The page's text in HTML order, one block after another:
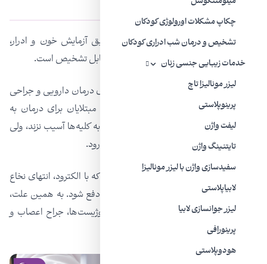
چکاپ مشکلات اورولوژی کودکان
تشخیص و درمان شب ادراری کودکان
خدمات زیبایی جنسی زنان
لیزر مونالیزا تاچ
پرینوپلاستی
لیفت واژن
تایتنینگ واژن
سفیدسازی واژن با لیزر مونالیزا
لابیاپلاستی
ليزر جوانسازی لابیا
پرینورافی
هودوپلاستی
مثانه نوروژنیک با توجه به عوارض و از طریق آزمایش خون و ادرار،
سیستوسکوپی و اولتراسوند یا سی‌تی‌اسکن قابل تشخیص است.
دکتر مهراد با بیان این‌که مثانه نوروژنیک دارای درمان‌ دارویی و جراحی
است، خاطر نشان می‌کند: گاهی لازم است مبتلایان برای درمان به
خودشان سوند بزنند تا برگشت احتمالی ادرار به کلیه‌ها آسیب نزند، ولی
معمولا علائم بیماری با مصرف دارو از بین می‌رود‌.
به تازگی روش نوینی برای جراحی مطرح شده که با الکترود، انتهای نخاع
تحریک می‌شود تا ادرار بتواند به طور طبیعی دفع شود. به همین علت،
درمان مثانه نوروژنیک نیاز به همکاری نورولوژیست‌ها، جراح اعصاب و
اورولوژیست‌ها دارد.